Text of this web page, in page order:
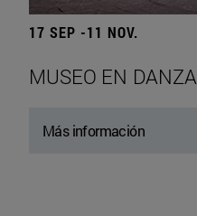
17 SEP -11 NOV.
MUSEO EN DANZA
Más información